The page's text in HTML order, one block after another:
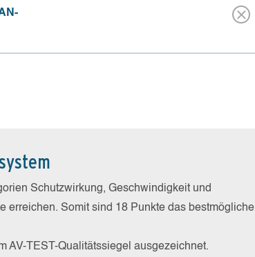
Schutzwirkung, Geschwindigkeit und
erreichen. Somit sind 18 Punkte das bestmögliche
AV-TEST-Qualitätssiegel ausgezeichnet.